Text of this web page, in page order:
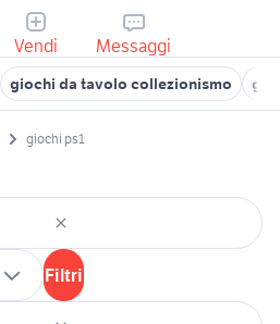
Vendi Messaggi
giochi da tavolo collezionismo
giochi ps1
Filtri